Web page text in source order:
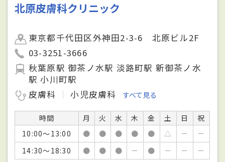
北原皮膚科クリニック
東京都千代田区外神田2-3-6 北原ビル2F
03-3251-3666
秋葉原駅 御茶ノ水駅 淡路町駅 新御茶ノ水
駅 小川町駅
皮膚科
小児皮膚科 すべて見る
時間 月 火 水 木 金 土 日
祝
10:00～13:00
● ● ● ● ● △ －
－
14:30～18:30
● ● ● － ● － －
－